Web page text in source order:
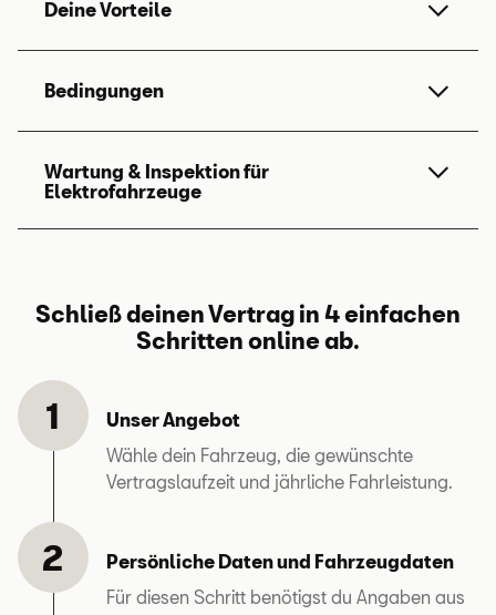
Deine Vorteile
Geringe, konstante Monatsbeiträge
Keine Obergrenze
Wartungs- und Inspektionsarbeiten
herstelleranerkannten Werkstätten
Sicherheit und
Bedingungen
hier
Fahrzeuge
Wartung & Inspektion für
Elektrofahrzeuge
Schließ deinen Vertrag in 4 einfachen
Schritten online ab.
Unser Angebot
Wähle dein Fahrzeug, die gewünschte
Vertragslaufzeit und jährliche Fahrleistung.
Persönliche Daten und Fahrzeugdaten
Für diesen Schritt benötigst du Angaben aus